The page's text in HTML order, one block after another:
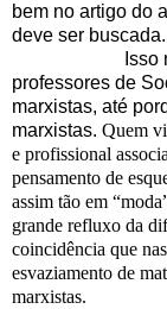
bem no artigo do
deve ser buscada.
Isso não
professores de
marxistas, até
marxistas. Quem
e profissional
pensamento de
assim tão em
grande refluxo da
coincidência que
esvaziamento de
marxistas.